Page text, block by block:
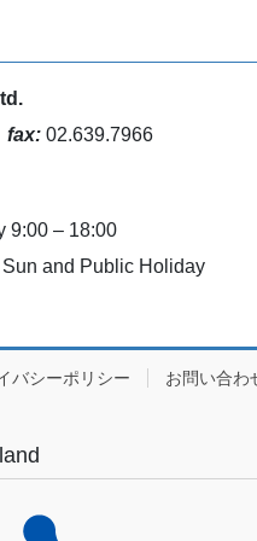
fax: 02.639.7966
9:00 – 18:00
and Public Holiday
バシーポリシー お問い合わ